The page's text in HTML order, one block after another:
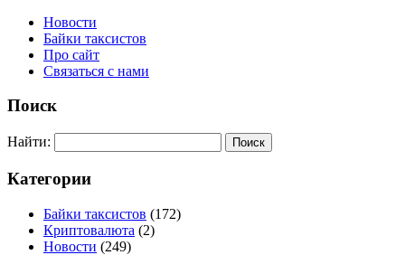
Новости
Байки таксистов
Про сайт
Связаться с нами
Поиск
Найти:
Категории
Байки таксистов (172)
Криптовалюта (2)
Новости (249)